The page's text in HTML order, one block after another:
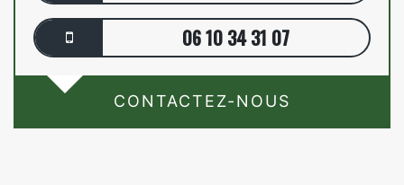
06 10 34 31 07
CONTACTEZ-NOUS